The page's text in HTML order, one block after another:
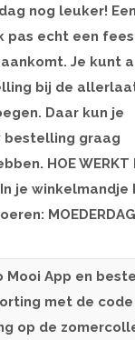
nog leuker!
pas echt een
Je kunt
bij de
Daar kun je
bestelling graag
HOE WERKT
je winkelmandje
Mooi App en
met de code
op de